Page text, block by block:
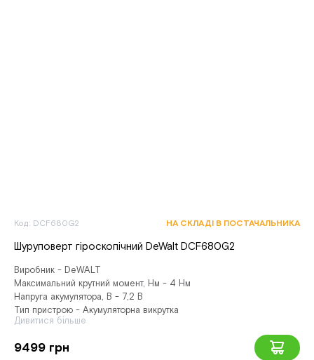
Код: DCF680G2 НА СКЛАДІ В ПОСТАЧАЛЬНИКА
Шуруповерт гіроскопічний DeWalt DCF680G2
Виробник - DeWALT
Максимальний крутний момент, Нм - 4 Нм
Напруга акумулятора, В - 7,2 В
Тип пристрою - Акумуляторна викрутка
Дивитися більше
9499 грн